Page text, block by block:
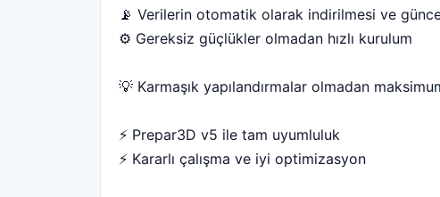
📡 Verilerin otomatik olarak indirilmesi ve
⚙️ Gereksiz güçlükler olmadan hızlı kurulum
💡 Karmaşık yapılandırmalar olmadan
⚡️ Prepar3D v5 ile tam uyumluluk
⚡️ Kararlı çalışma ve iyi optimizasyon